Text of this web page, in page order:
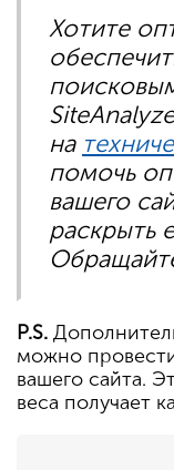
Хотите
на
помочь
вашего
раскрыть
P.S.
можно
вашего сайта.
веса получает